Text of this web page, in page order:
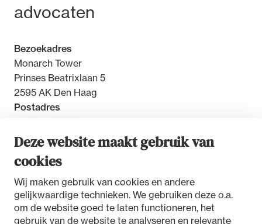
Deze website maakt gebruik van
cookies
Wij maken gebruik van cookies en andere
gelijkwaardige technieken. We gebruiken deze o.a.
om de website goed te laten functioneren, het
gebruik van de website te analyseren en relevante
advocaten
Bezoekadres
Monarch Tower
Prinses Beatrixlaan 5
2595 AK Den Haag
Postadres
2500 GW Den Haag